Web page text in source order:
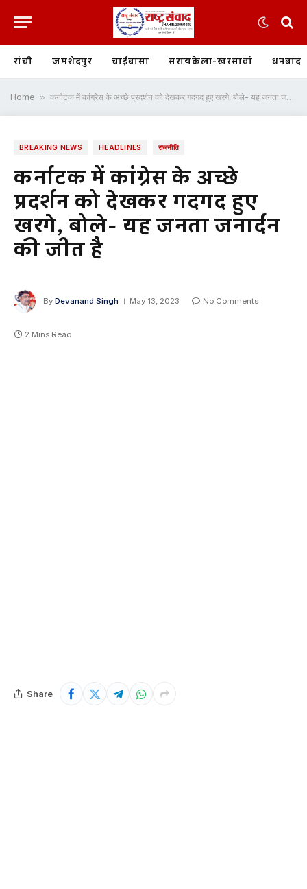
रांची जमशेदपुर चाईबासा सरायकेला-खरसावां धनबाद
Home » कर्नाटक में कांग्रेस के अच्छे प्रदर्शन को देखकर गदगद हुए खरगे, बोले- यह जनता जनार्दन की जीत है
BREAKING NEWS HEADLINES राजनीति
कर्नाटक में कांग्रेस के अच्छे
प्रदर्शन को देखकर गदगद हुए
खरगे, बोले- यह जनता जनार्दन
की जीत है
By Devanand Singh May 13, 2023 No Comments
2 Mins Read
Share